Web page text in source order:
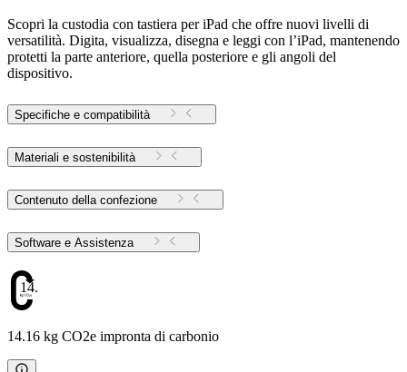
Scopri la custodia con tastiera per iPad che offre nuovi livelli di
versatilità. Digita, visualizza, disegna e leggi con l’iPad, mantenendo
protetti la parte anteriore, quella posteriore e gli angoli del
dispositivo.
Specifiche e compatibilità
Materiali e sostenibilità
Contenuto della confezione
Software e Assistenza
14.16
14.16 kg CO2e impronta di carbonio